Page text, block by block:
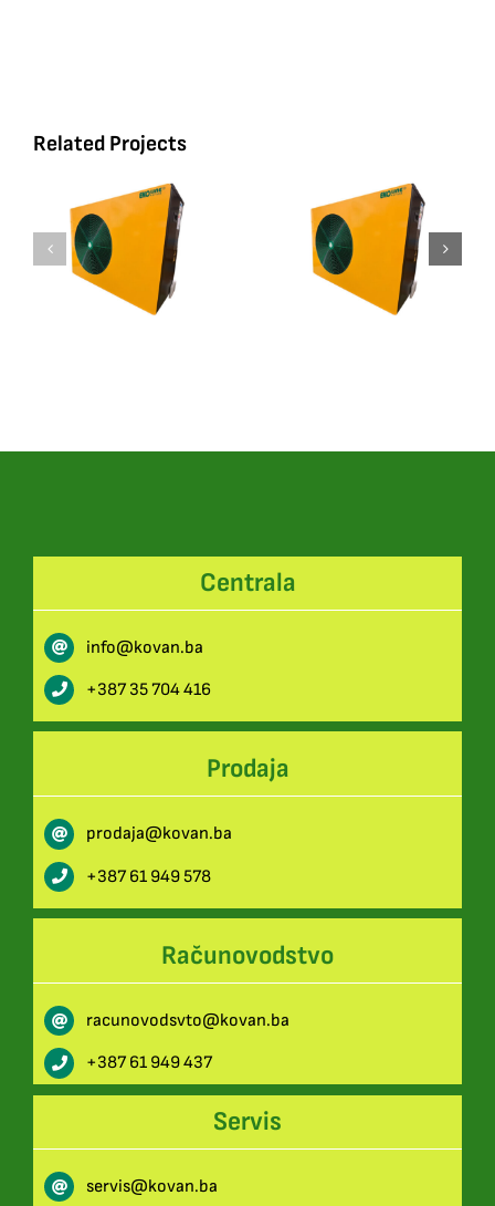
Related Projects
Toplotna
Pumpa
MMHP-
016B1
Toplotna
Pumpa
MMHP-
012B1
Centrala
info@kovan.ba
+387 35 704 416
Prodaja
prodaja@kovan.ba
+387 61 949 578
Računovodstvo
racunovodsvto@kovan.ba
+387 61 949 437
Servis
servis@kovan.ba